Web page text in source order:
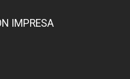
IMPRESA